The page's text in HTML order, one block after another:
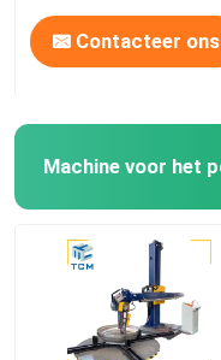
Contacteer ons